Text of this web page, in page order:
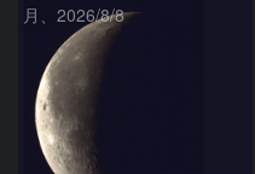
月、2026/8/8